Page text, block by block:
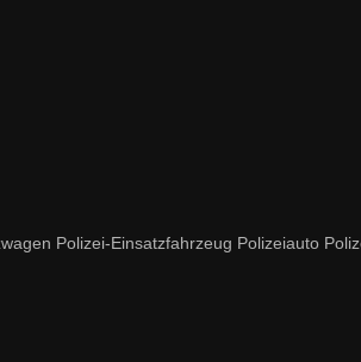
Polizei-Einsatzfahrzeug Polizeiauto